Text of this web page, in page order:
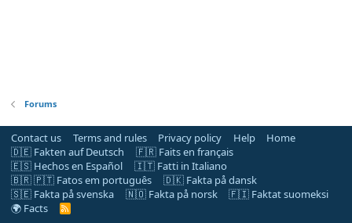
Forums
Contact us Terms and rules Privacy policy Help
Home
🇩🇪 Fakten auf Deutsch
🇫🇷 Faits en français
🇪🇸 Hechos en Español
🇮🇹 Fatti in Italiano
🇧🇷 🇵🇹 Fatos em português
🇩🇰 Fakta på dansk
🇸🇪 Fakta på svenska
🇳🇴 Fakta på norsk
🇫🇮 Faktat suomeksi
🌍 Facts
R